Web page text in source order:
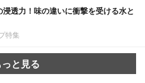
透力！味の違いに衝撃を受ける水と
特集
っと見る